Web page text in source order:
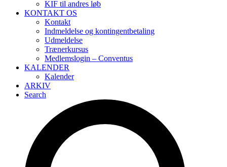
KIF til andres løb
KONTAKT OS
Kontakt
Indmeldelse og kontingentbetaling
Udmeldelse
Trænerkursus
Medlemslogin – Conventus
KALENDER
Kalender
ARKIV
Search